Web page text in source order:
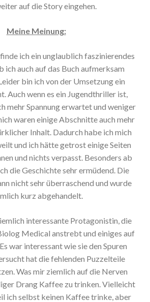
auf die Story eingehen.
Meine Meinung:
ich ein unglaublich faszinierendes
ich auch auf das Buch aufmerksam
bin ich von der Umsetzung ein
Auch wenn es ein Jugendthriller ist,
mehr Spannung erwartet und weniger
waren einige Abschnitte auch mehr
Inhalt. Dadurch habe ich mich
und ich hätte getrost einige Seiten
und nichts verpasst. Besonders ab
die Geschichte sehr ermüdend. Die
nicht sehr überraschend und wurde
kurz abgehandelt.
interessante Protagonistin, die
Medical anstrebt und einiges auf
war interessant wie sie den Spuren
hat die fehlenden Puzzelteile
Was mir ziemlich auf die Nerven
Drang Kaffee zu trinken. Vielleicht
ich selbst keinen Kaffee trinke, aber